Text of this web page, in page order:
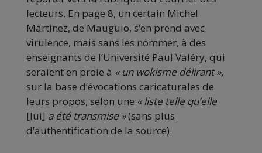
lecteurs. En page 8, un certain Michel
Martinez, de Mauguio, s’en prend avec
virulence, mais sans les nommer, à des
enseignants de l’Université Paul Valéry, qui
seraient en proie à « un wokisme délirant »,
sur la base d’évocations caricaturales de
leurs propos, selon une « liste telle qu’elle
[lui] a été transmise »(sans plus
d’authentification de la source).